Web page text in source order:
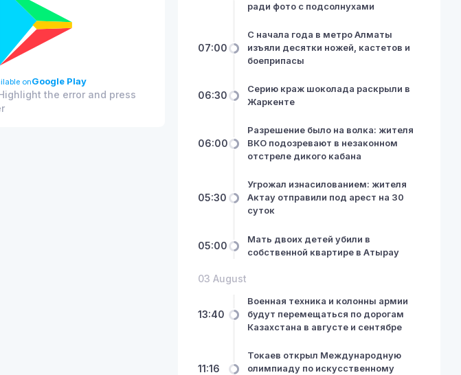
onGoogle Play
the error and press
ради фото с подсолнухами
07:00
С начала года в метро Алматы
изъяли десятки ножей, кастетов и
боеприпасы
06:30
Серию краж шоколада раскрыли в
Жаркенте
06:00
Разрешение было на волка: жителя
ВКО подозревают в незаконном
отстреле дикого кабана
05:30
Угрожал изнасилованием: жителя
Актау отправили под арест на 30
суток
05:00
Мать двоих детей убили в
собственной квартире в Атырау
03 August
13:40
Военная техника и колонны армии
будут перемещаться по дорогам
Казахстана в августе и сентябре
11:16
Токаев открыл Международную
олимпиаду по искусственному